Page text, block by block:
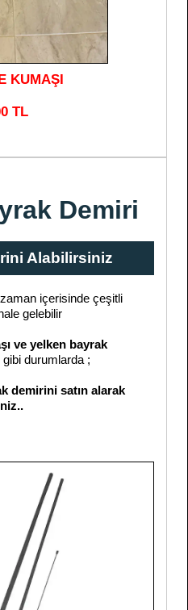
KUMAŞI
TL
Demiri
Alabilirsiniz
içerisinde çeşitli
gelebilir
ve yelken bayrak
durumlarda ;
satın alarak